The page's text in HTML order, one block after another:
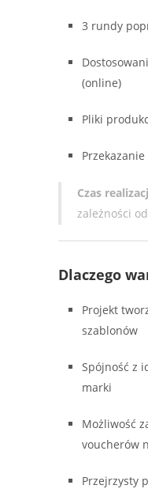
3 rundy
(online)
Pliki
Czas
zależności
Dlaczego
Projekt
szablonów
Spójność z
marki
Możliwość
voucherów
Przejrzysty